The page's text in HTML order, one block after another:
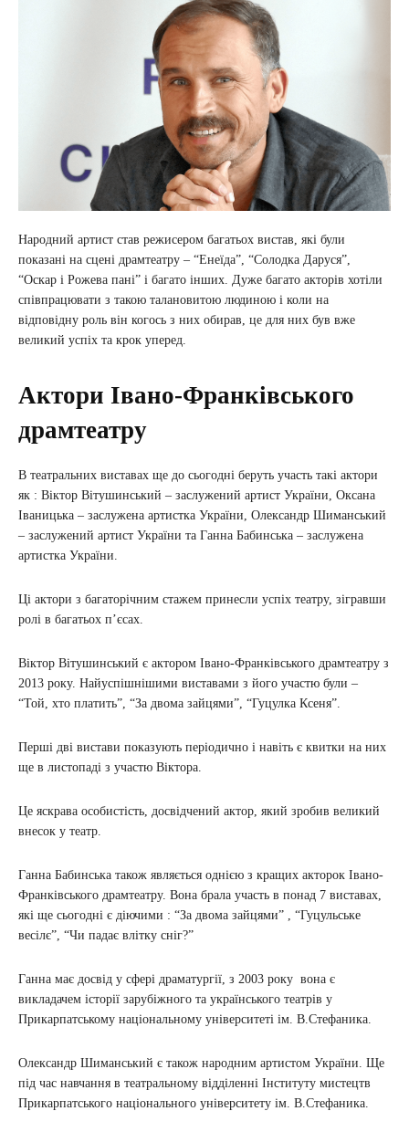
Народний артист став режисером багатьох вистав, які були
показані на сцені драмтеатру – “Енеїда”, “Солодка Даруся”,
“Оскар і Рожева пані” і багато інших. Дуже багато акторів хотіли
співпрацювати з такою талановитою людиною і коли на
відповідну роль він когось з них обирав, це для них був вже
великий успіх та крок уперед.
Актори Івано-Франківського
драмтеатру
В театральних виставах ще до сьогодні беруть участь такі актори
як : Віктор Вітушинський – заслужений артист України, Оксана
Іваницька – заслужена артистка України, Олександр Шиманський
– заслужений артист України та Ганна Бабинська – заслужена
артистка України.
Ці актори з багаторічним стажем принесли успіх театру, зігравши
ролі в багатьох п’єсах.
Віктор Вітушинський є актором Івано-Франківського драмтеатру з
2013 року. Найуспішнішими виставами з його участю були –
“Той, хто платить”, “За двома зайцями”, “Гуцулка Ксеня”.
Перші дві вистави показують періодично і навіть є квитки на них
ще в листопаді з участю Віктора.
Це яскрава особистість, досвідчений актор, який зробив великий
внесок у театр.
Ганна Бабинська також являється однією з кращих акторок Івано-
Франківського драмтеатру. Вона брала участь в понад 7 виставах,
які ще сьогодні є діючими : “За двома зайцями” , “Гуцульське
весілє”, “Чи падає влітку сніг?”
Ганна має досвід у сфері драматургії, з 2003 року вона є
викладачем історії зарубіжного та українського театрів у
Прикарпатському національному університеті ім. В.Стефаника.
Олександр Шиманський є також народним артистом України. Ще
під час навчання в театральному відділенні Інституту мистецтв
Прикарпатського національного університету ім. В.Стефаника.